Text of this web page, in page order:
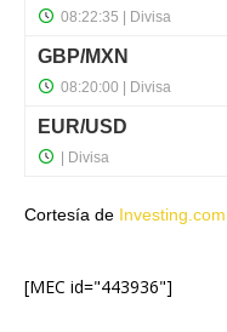
Cortesía de Investing.com
[MEC id="443936"]